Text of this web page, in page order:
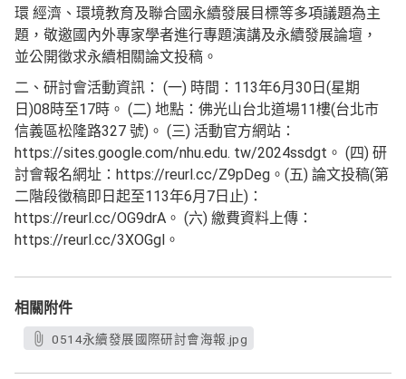
環 經濟、環境教育及聯合國永續發展目標等多項議題為主
題，敬邀國內外專家學者進行專題演講及永續發展論壇，
並公開徵求永續相關論文投稿。
二、研討會活動資訊： (一) 時間：113年6月30日(星期
日)08時至17時。 (二) 地點：佛光山台北道場11樓(台北市
信義區松隆路327 號)。 (三) 活動官方網站：
https://sites.google.com/nhu.edu. tw/2024ssdgt。 (四) 研
討會報名網址：https://reurl.cc/Z9pDeg。(五) 論文投稿(第
二階段徵稿即日起至113年6月7日止)：
https://reurl.cc/OG9drA。 (六) 繳費資料上傳：
https://reurl.cc/3XOGgl。
相關附件
0514永續發展國際研討會海報.jpg